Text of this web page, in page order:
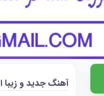
آهنگ جدید و زیبا